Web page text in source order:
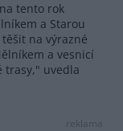
tento rok
a Starou
na výrazné
a vesnicí
trasy," uvedla
reklama